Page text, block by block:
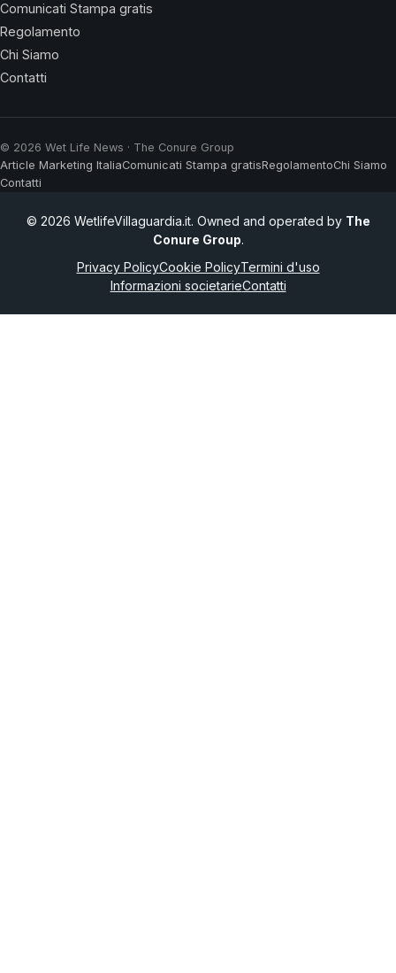
Comunicati Stampa gratis
Regolamento
Chi Siamo
Contatti
© 2026 Wet Life News · The Conure Group
Article Marketing ItaliaComunicati Stampa gratisRegolamentoChi Siamo
Contatti
© 2026 WetlifeVillaguardia.it. Owned and operated by The
Conure Group.
Privacy PolicyCookie PolicyTermini d'uso
Informazioni societarieContatti